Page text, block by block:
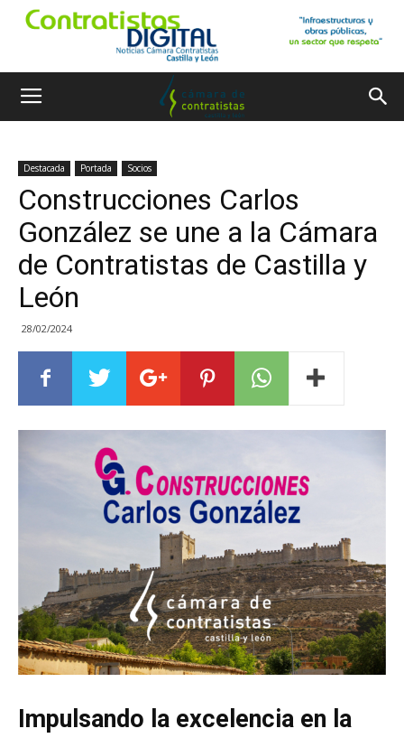
Destacada Portada Socios
Construcciones Carlos
González se une a la Cámara
de Contratistas de Castilla y
León
28/02/2024
Impulsando la excelencia en la